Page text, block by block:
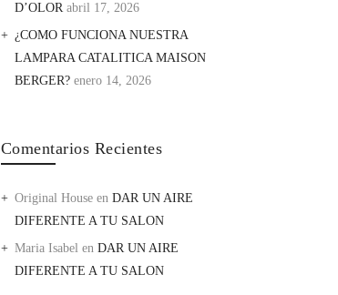
D’OLOR abril 17, 2026
¿COMO FUNCIONA NUESTRA
LAMPARA CATALITICA MAISON
BERGER? enero 14, 2026
Comentarios Recientes
Original Houseen DAR UN AIRE
DIFERENTE A TU SALON
Maria Isabelen DAR UN AIRE
DIFERENTE A TU SALON